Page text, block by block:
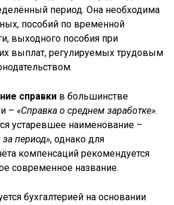
период. Она необходима
пособий по временной
выходного пособия при
выплат, регулируемых трудовым
справки в большинстве
–«Справка о среднем заработке».
устаревшее наименование –
период», однако для
компенсаций рекомендуется
современное название.
бухгалтерией на основании